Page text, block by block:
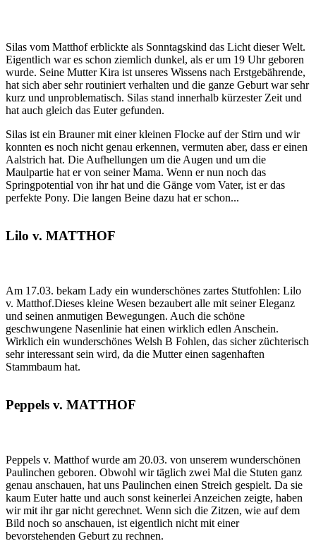
Silas vom Matthof erblickte als Sonntagskind das Licht dieser Welt.
Eigentlich war es schon ziemlich dunkel, als er um 19 Uhr geboren
wurde. Seine Mutter Kira ist unseres Wissens nach Erstgebährende,
hat sich aber sehr routiniert verhalten und die ganze Geburt war sehr
kurz und unproblematisch. Silas stand innerhalb kürzester Zeit und
hat auch gleich das Euter gefunden.
Silas ist ein Brauner mit einer kleinen Flocke auf der Stirn und wir
konnten es noch nicht genau erkennen, vermuten aber, dass er einen
Aalstrich hat. Die Aufhellungen um die Augen und um die
Maulpartie hat er von seiner Mama. Wenn er nun noch das
Springpotential von ihr hat und die Gänge vom Vater, ist er das
perfekte Pony. Die langen Beine dazu hat er schon...
Lilo v. MATTHOF
Am 17.03. bekam Lady ein wunderschönes zartes Stutfohlen: Lilo
v. Matthof.Dieses kleine Wesen bezaubert alle mit seiner Eleganz
und seinen anmutigen Bewegungen. Auch die schöne
geschwungene Nasenlinie hat einen wirklich edlen Anschein.
Wirklich ein wunderschönes Welsh B Fohlen, das sicher züchterisch
sehr interessant sein wird, da die Mutter einen sagenhaften
Stammbaum hat.
Peppels v. MATTHOF
Peppels v. Matthof wurde am 20.03. von unserem wunderschönen
Paulinchen geboren. Obwohl wir täglich zwei Mal die Stuten ganz
genau anschauen, hat uns Paulinchen einen Streich gespielt. Da sie
kaum Euter hatte und auch sonst keinerlei Anzeichen zeigte, haben
wir mit ihr gar nicht gerechnet. Wenn sich die Zitzen, wie auf dem
Bild noch so anschauen, ist eigentlich nicht mit einer
bevorstehenden Geburt zu rechnen.